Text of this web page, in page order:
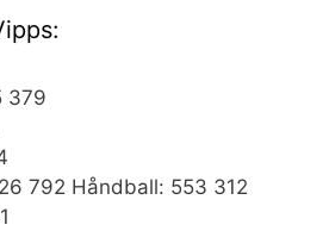
379
792 Håndball: 553 312